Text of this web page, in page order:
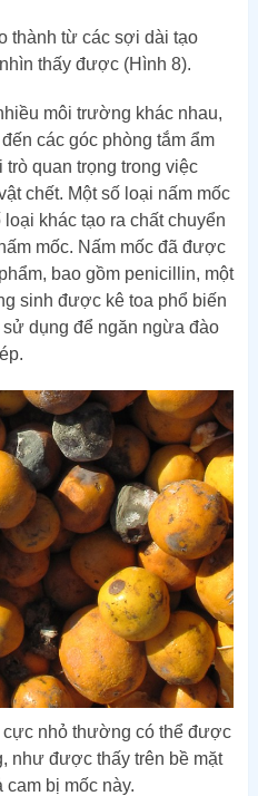
thành từ các sợi dài tạo
thấy được (Hình 8).
môi trường khác nhau,
các góc phòng tắm ẩm
quan trọng trong việc
chết. Một số loại nấm mốc
khác tạo ra chất chuyển
mốc. Nấm mốc đã được
bao gồm penicillin, một
sinh được kê toa phổ biến
dụng để ngăn ngừa đào
cực nhỏ thường có thể được
như được thấy trên bề mặt
bị mốc này.